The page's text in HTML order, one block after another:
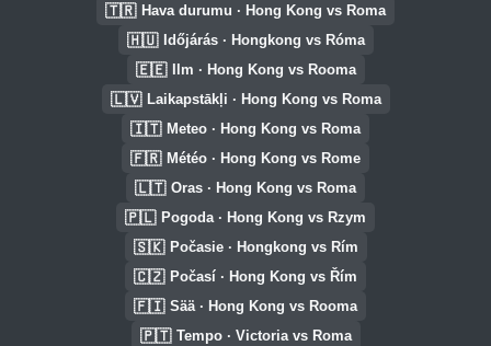
🇹🇷 Hava durumu · Hong Kong vs Roma
🇭🇺 Időjárás · Hongkong vs Róma
🇪🇪 Ilm · Hong Kong vs Rooma
🇱🇻 Laikapstākļi · Hong Kong vs Roma
🇮🇹 Meteo · Hong Kong vs Roma
🇫🇷 Météo · Hong Kong vs Rome
🇱🇹 Oras · Hong Kong vs Roma
🇵🇱 Pogoda · Hong Kong vs Rzym
🇸🇰 Počasie · Hongkong vs Rím
🇨🇿 Počasí · Hong Kong vs Řím
🇫🇮 Sää · Hong Kong vs Rooma
🇵🇹 Tempo · Victoria vs Roma